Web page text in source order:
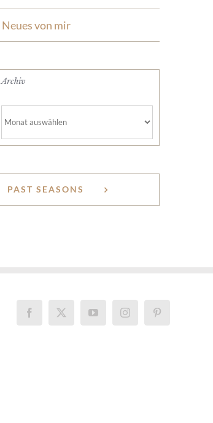
Neues von mir
Archiv
PAST SEASONS